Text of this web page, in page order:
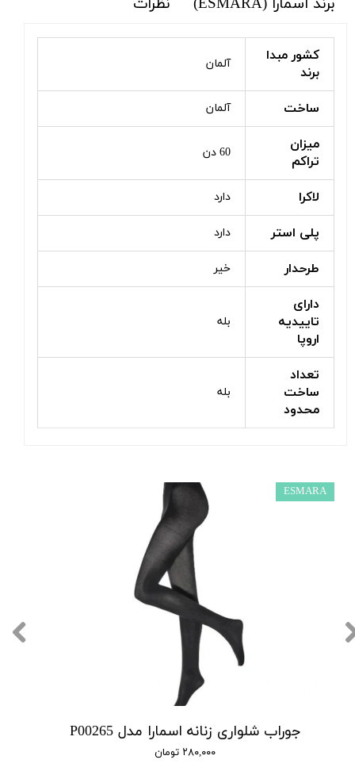
برند اسمارا (ESMARA)
نظرات
کشور مبدا
برند
آلمان
ساخت آلمان
میزان
تراکم
60 دن
لاکرا دارد
پلی استر دارد
طرحدار خیر
دارای
تاییدیه
اروپا
بله
تعداد
ساخت
محدود
بله
جوراب شلواری زنانه اسمارا مدل P00265
۲۸۰,۰۰۰ تومان
ESMARA